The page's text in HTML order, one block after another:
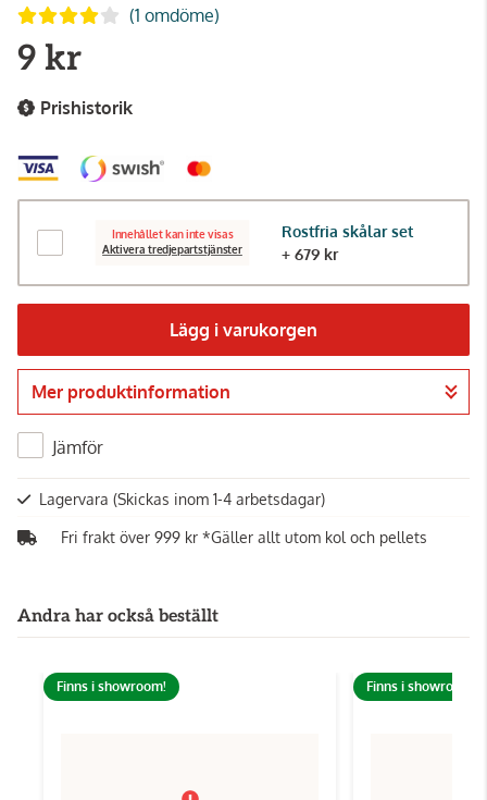
(1 omdöme)
9 kr
Prishistorik
Innehållet kan inte visas
Aktivera tredjepartstjänster
Rostfria skålar set
+ 679 kr
Lägg i varukorgen
Gå till kassan
Mer produktinformation
Jämför
Lagervara (Skickas inom 1-4 arbetsdagar)
Fri frakt över 999 kr *Gäller allt utom kol och pellets
Andra har också beställt
Finns i showroom! Finns i showroom!